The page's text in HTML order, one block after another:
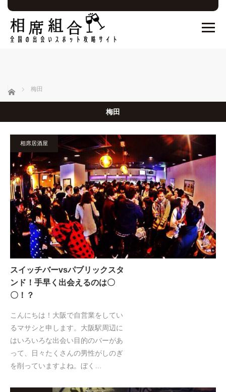
ホーム 梅田
梅田
相席居酒屋
スイッチバーvsパブリックスタ
ンド！手早く出会えるのは〇
〇！？
こんにちは！大阪で自営業をしてい
るマサシと申します。大阪駅周辺に
はいろいろな出会い目的のバーがあ
って、日々たくさんの男性がしのぎ
を削っていますよね。ぼく…